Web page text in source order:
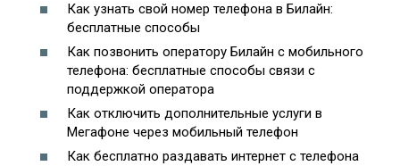
Как узнать свой номер телефона в Билайн:
бесплатные способы
Как позвонить оператору Билайн с мобильного
телефона: бесплатные способы связи с
поддержкой оператора
Как отключить дополнительные услуги в
Мегафоне через мобильный телефон
Как бесплатно раздавать интернет с телефона